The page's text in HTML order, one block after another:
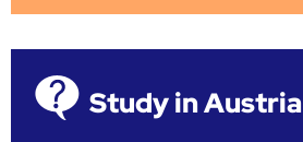
Study in Austria